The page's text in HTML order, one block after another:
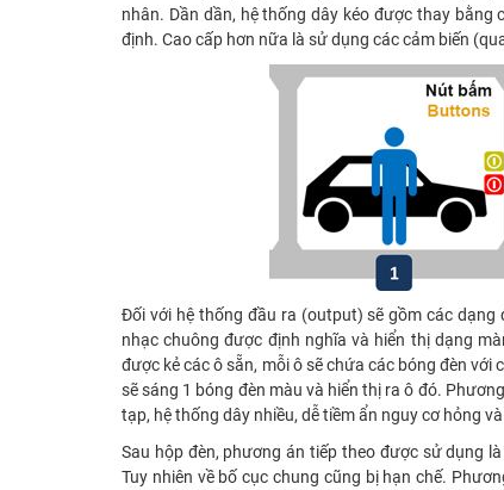
nhân. Dần dần, hệ thống dây kéo được thay
định. Cao cấp hơn nữa là sử dụng các cảm biến
Đối với hệ thống đầu ra (output) sẽ gồm các
nhạc chuông được định nghĩa và hiển thị dạng
được kẻ các ô sẵn, mỗi ô sẽ chứa các bóng đèn
sẽ sáng 1 bóng đèn màu và hiển thị ra ô đó.
tạp, hệ thống dây nhiều, dễ tiềm ẩn nguy cơ hỏng
Sau hộp đèn, phương án tiếp theo được sử dụng
Tuy nhiên về bố cục chung cũng bị hạn chế.